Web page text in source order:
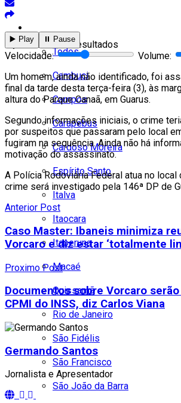
Todos
Cambuci
Campos
Carapebus
Cardoso Moreira
Espírito Santo
Italva
Itaocara
Itaperuna
Macaé
Quissamã
Rio de Janeiro
São Fidélis
São Francisco
São João da Barra
Ver todos os resultados
▶️ Play ⏸️ Pause
Velocidade:
Volume:
Um homem, ainda não identificado, foi
final da tarde desta terça-feira (3), às
altura do Parque Canaã, em Guarus.
Segundo informações iniciais, o crime
por suspeitos que passaram pelo local
fugiram na sequência. Ainda não há
motivação do assassinato.
A Polícia Rodoviária Federal atua no local
crime será investigado pela 146ª DP de
Anterior Post
Caso Master: Ibaneis minimiza
Vorcaro e diz estar ‘totalmente
Proximo Post
Documentos sobre Vorcaro
CPMI do INSS, diz Carlos Viana
Germando Santos
Jornalista e Apresentador